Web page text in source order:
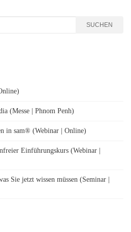
SUCHEN
(Messe | Phnom Penh)
in sam® (Webinar | Online)
Einführungskurs (Webinar |
Sie jetzt wissen müssen (Seminar |